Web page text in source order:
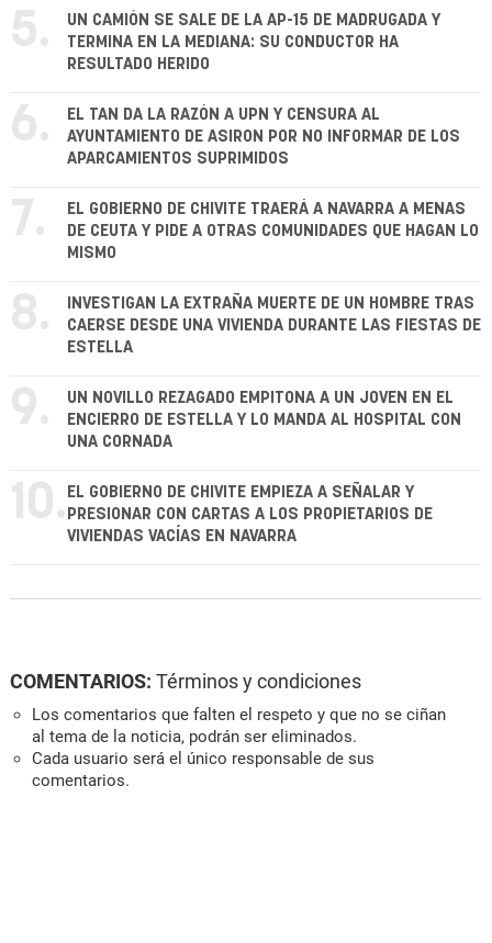
5.
UN CAMIÓN SE SALE DE LA AP-15 DE MADRUGADA Y
TERMINA EN LA MEDIANA: SU CONDUCTOR HA
RESULTADO HERIDO
6.
EL TAN DA LA RAZÓN A UPN Y CENSURA AL
AYUNTAMIENTO DE ASIRON POR NO INFORMAR DE LOS
APARCAMIENTOS SUPRIMIDOS
7.
EL GOBIERNO DE CHIVITE TRAERÁ A NAVARRA A MENAS
DE CEUTA Y PIDE A OTRAS COMUNIDADES QUE HAGAN LO
MISMO
8.
INVESTIGAN LA EXTRAÑA MUERTE DE UN HOMBRE TRAS
CAERSE DESDE UNA VIVIENDA DURANTE LAS FIESTAS DE
ESTELLA
9.
UN NOVILLO REZAGADO EMPITONA A UN JOVEN EN EL
ENCIERRO DE ESTELLA Y LO MANDA AL HOSPITAL CON
UNA CORNADA
10. EL GOBIERNO DE CHIVITE EMPIEZA A SEÑALAR Y
PRESIONAR CON CARTAS A LOS PROPIETARIOS DE
VIVIENDAS VACÍAS EN NAVARRA
COMENTARIOS: Términos y condiciones
Los comentarios que falten el respeto y que no se ciñan
al tema de la noticia, podrán ser eliminados.
Cada usuario será el único responsable de sus
comentarios.